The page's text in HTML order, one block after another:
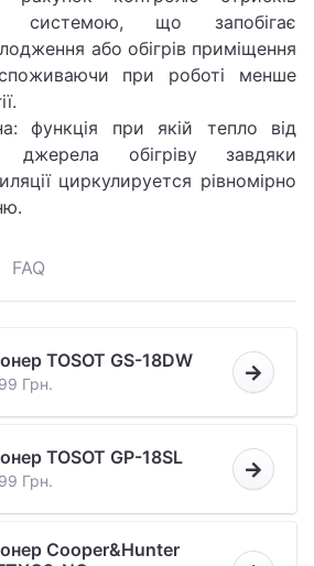
системою, що запобігає
або обігрів приміщення
при роботі менше
функція при якій тепло від
джерела обігріву завдяки
циркулируется рівномірно
FAQ
TOSOT GS-18DW
Грн.
TOSOT GP-18SL
Грн.
Cooper&Hunter